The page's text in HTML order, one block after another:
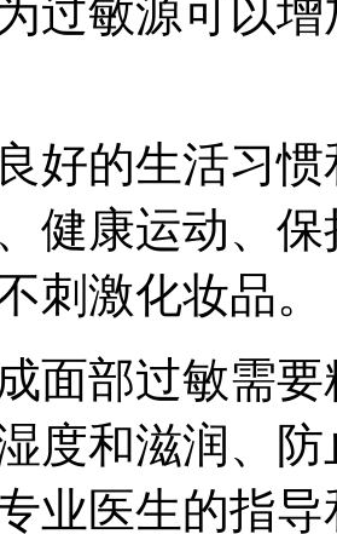
过敏源可以
好的生活习
健康运动、
刺激化妆品。
面部过敏需
度和滋润、
业医生的指